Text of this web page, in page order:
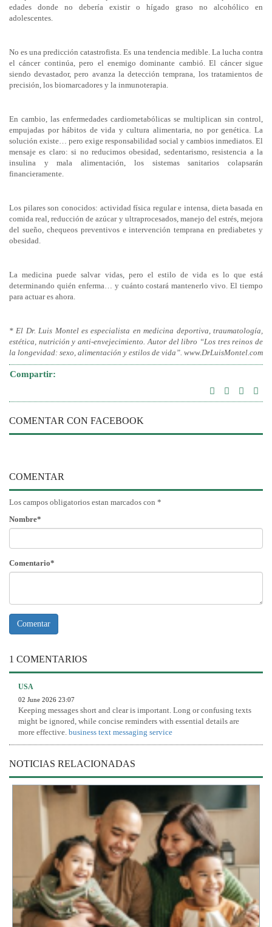
edades donde no debería existir o hígado graso no alcohólico en
adolescentes.
No es una predicción catastrofista. Es una tendencia medible. La lucha contra
el cáncer continúa, pero el enemigo dominante cambió. El cáncer sigue
siendo devastador, pero avanza la detección temprana, los tratamientos de
precisión, los biomarcadores y la inmunoterapia.
En cambio, las enfermedades cardiometabólicas se multiplican sin control,
empujadas por hábitos de vida y cultura alimentaria, no por genética. La
solución existe… pero exige responsabilidad social y cambios inmediatos. El
mensaje es claro: si no reducimos obesidad, sedentarismo, resistencia a la
insulina y mala alimentación, los sistemas sanitarios colapsarán
financieramente.
Los pilares son conocidos: actividad física regular e intensa, dieta basada en
comida real, reducción de azúcar y ultraprocesados, manejo del estrés, mejora
del sueño, chequeos preventivos e intervención temprana en prediabetes y
obesidad.
La medicina puede salvar vidas, pero el estilo de vida es lo que está
determinando quién enferma… y cuánto costará mantenerlo vivo. El tiempo
para actuar es ahora.
* El Dr. Luis Montel es especialista en medicina deportiva, traumatología,
estética, nutrición y anti-envejecimiento. Autor del libro “Los tres reinos de
la longevidad: sexo, alimentación y estilos de vida”. www.DrLuisMontel.com
Compartir:
COMENTAR CON FACEBOOK
COMENTAR
Los campos obligatorios estan marcados con *
Nombre*
Comentario*
1 COMENTARIOS
USA
02 June 2026 23:07
Keeping messages short and clear is important. Long or confusing texts
might be ignored, while concise reminders with essential details are
more effective. business text messaging service
NOTICIAS RELACIONADAS